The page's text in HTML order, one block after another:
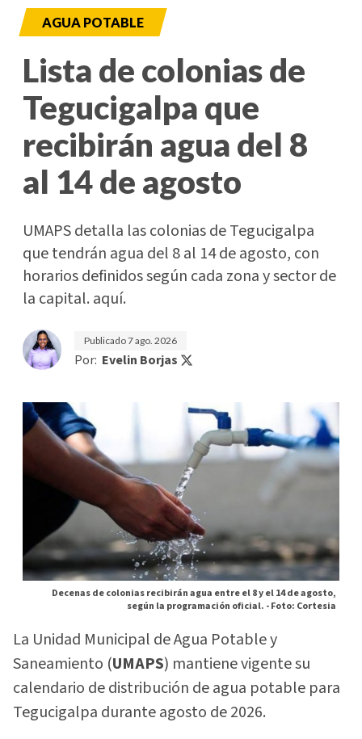
AGUA POTABLE
Lista de colonias de
Tegucigalpa que
recibirán agua del 8
al 14 de agosto
UMAPS detalla las colonias de Tegucigalpa
que tendrán agua del 8 al 14 de agosto, con
horarios definidos según cada zona y sector de
la capital. aquí.
Publicado7 ago. 2026
Por: Evelin Borjas
Decenas de colonias recibirán agua entre el 8 y el 14 de agosto,
según la programación oficial. -Foto: Cortesia
La Unidad Municipal de Agua Potable y
Saneamiento (UMAPS) mantiene vigente su
calendario de distribución de agua potable para
Tegucigalpa durante agosto de 2026.